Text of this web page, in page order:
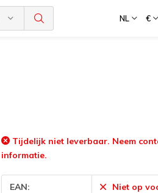
NL €
Tijdelijk niet leverbaar. Neem
informatie.
EAN:
Niet op